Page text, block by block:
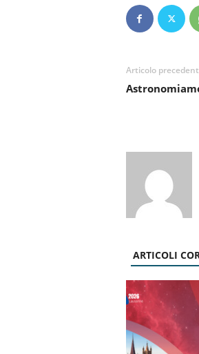
Articolo
ARTICOLI